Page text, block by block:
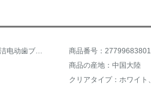
商品名称：SOGUE速易洁电动歯ブラシ音波式振动成人式全自動充電式歯ブラシ【1つの旅行箱＋2つのブラシ】S 52ダイヤモンド白倉配直送 商品番号：27799683801
商品の産地：中国大陸